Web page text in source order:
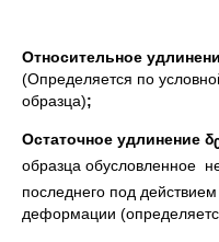
Относительное
(Определяется по
образца);
Остаточное удлинение δ
образца обусловленное
последнего под
деформации